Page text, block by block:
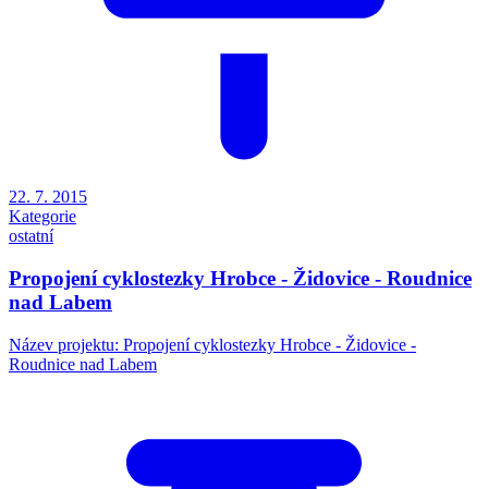
22. 7. 2015
Kategorie
ostatní
Propojení cyklostezky Hrobce - Židovice - Roudnice
nad Labem
Název projektu: Propojení cyklostezky Hrobce - Židovice -
Roudnice nad Labem